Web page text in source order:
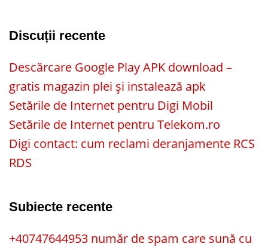
Discuții recente
Descărcare Google Play APK download –
gratis magazin plei și instalează apk
Setările de Internet pentru Digi Mobil
Setările de Internet pentru Telekom.ro
Digi contact: cum reclami deranjamente RCS
RDS
Subiecte recente
+40747644953 număr de spam care sună cu